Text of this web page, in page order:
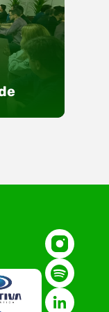
– Núcleo
do
de